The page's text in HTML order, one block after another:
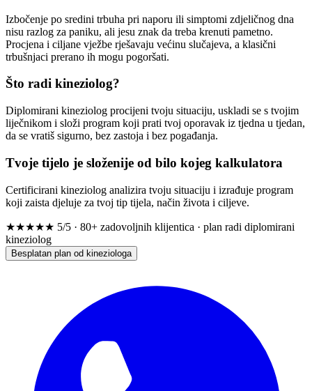
Izbočenje po sredini trbuha pri naporu ili simptomi zdjeličnog dna
nisu razlog za paniku, ali jesu znak da treba krenuti pametno.
Procjena i ciljane vježbe rješavaju većinu slučajeva, a klasični
trbušnjaci prerano ih mogu pogoršati.
Što radi kineziolog?
Diplomirani kineziolog procijeni tvoju situaciju, uskladi se s tvojim
liječnikom i složi program koji prati tvoj oporavak iz tjedna u tjedan,
da se vratiš sigurno, bez zastoja i bez pogađanja.
Tvoje tijelo je složenije od bilo kojeg kalkulatora
Certificirani kineziolog analizira tvoju situaciju i izrađuje program
koji zaista djeluje za tvoj tip tijela, način života i ciljeve.
★★★★★ 5/5 · 80+ zadovoljnih klijentica · plan radi diplomirani
kineziolog
Besplatan plan od kineziologa